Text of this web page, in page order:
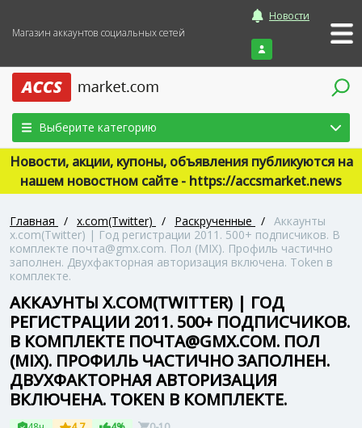
Магазин аккаунтов социальных сетей
Новости
Войти
Выберите категорию
Новости, акции, купоны, объявления публикуются на
нашем новостном сайте - https://accsmarket.news
Главная / x.com(Twitter) / Раскрученные / Аккаунты
x.com(Twitter) | Год регистрации 2011. 500+ подписчиков. В
комплекте почта@gmx.com. Пол (MIX). Профиль частично
заполнен. Двухфакторная авторизация включена. Token в
комплекте.
АККАУНТЫ X.COM(TWITTER) | ГОД
РЕГИСТРАЦИИ 2011. 500+ ПОДПИСЧИКОВ.
В КОМПЛЕКТЕ ПОЧТА@GMX.COM. ПОЛ
(MIX). ПРОФИЛЬ ЧАСТИЧНО ЗАПОЛНЕН.
ДВУХФАКТОРНАЯ АВТОРИЗАЦИЯ
ВКЛЮЧЕНА. TOKEN В КОМПЛЕКТЕ.